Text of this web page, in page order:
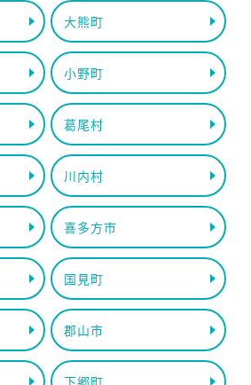
大熊町
小野町
葛尾村
川内村
喜多方市
国見町
郡山市